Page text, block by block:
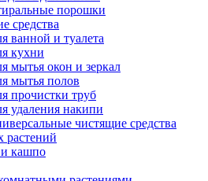
порошки
средства
ванной и туалета
кухни
мытья окон и зеркал
мытья полов
прочистки труб
удаления накипи
чистящие средства
растений
кашпо